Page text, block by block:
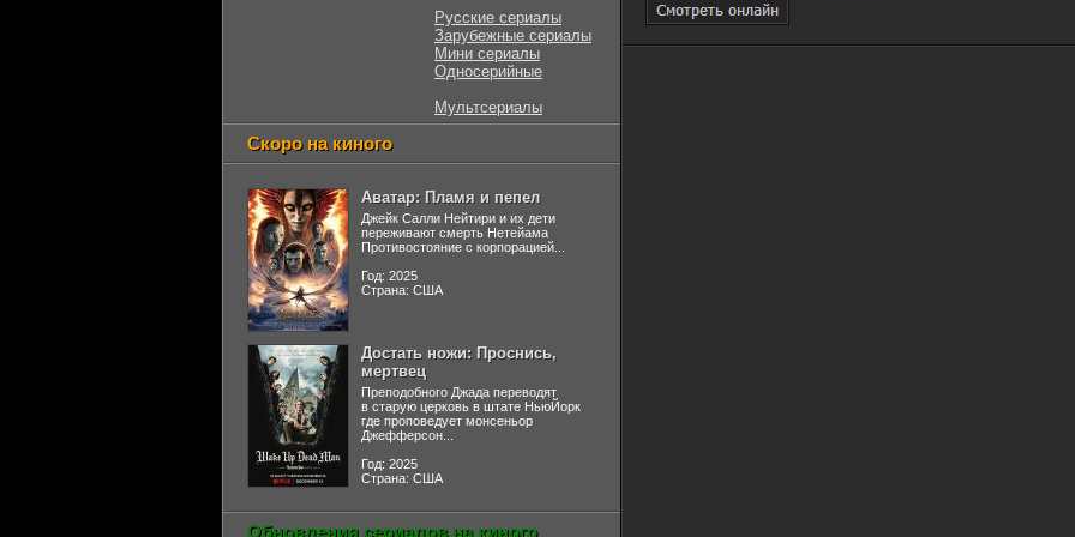
Русские сериалы
Зарубежные сериалы
Мини сериалы
Односерийные
Мультсериалы
Скоро на киного
Аватар: Пламя и пепел
Джейк Салли Нейтири и их дети
переживают смерть Нетейама
Противостояние с корпорацией...
Год: 2025
Страна: США
Достать ножи: Проснись,
мертвец
Преподобного Джада переводят
в старую церковь в штате НьюЙорк
где проповедует монсеньор
Джефферсон...
Год: 2025
Страна: США
Обновления сериалов на киного